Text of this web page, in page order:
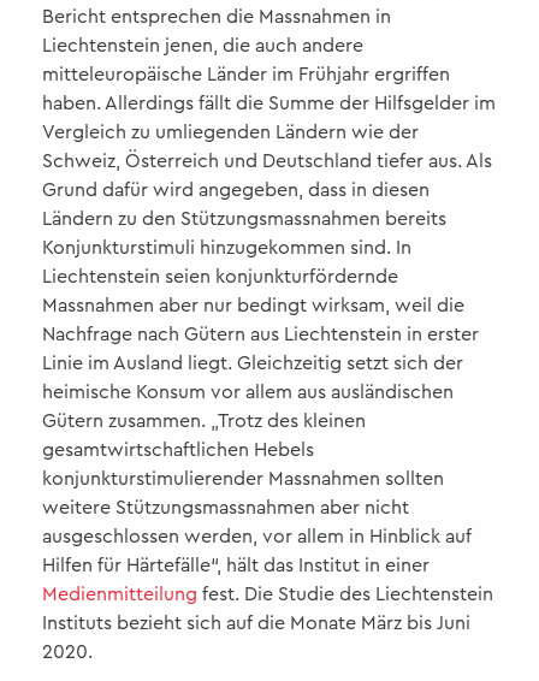
Bericht entsprechen die Massnahmen in
Liechtenstein jenen, die auch andere
mitteleuropäische Länder im Frühjahr ergriffen
haben. Allerdings fällt die Summe der Hilfsgelder im
Vergleich zu umliegenden Ländern wie der
Schweiz, Österreich und Deutschland tiefer aus. Als
Grund dafür wird angegeben, dass in diesen
Ländern zu den Stützungsmassnahmen bereits
Konjunkturstimuli hinzugekommen sind. In
Liechtenstein seien konjunkturfördernde
Massnahmen aber nur bedingt wirksam, weil die
Nachfrage nach Gütern aus Liechtenstein in erster
Linie im Ausland liegt. Gleichzeitig setzt sich der
heimische Konsum vor allem aus ausländischen
Gütern zusammen. „Trotz des kleinen
gesamtwirtschaftlichen Hebels
konjunkturstimulierender Massnahmen sollten
weitere Stützungsmassnahmen aber nicht
ausgeschlossen werden, vor allem in Hinblick auf
Hilfen für Härtefälle“, hält das Institut in einer
Medienmitteilung fest. Die Studie des Liechtenstein
Instituts bezieht sich auf die Monate März bis Juni
2020.